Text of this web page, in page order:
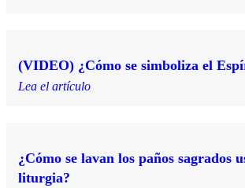
(VIDEO) ¿Cómo se simboliza el
Lea el artículo
¿Cómo se lavan los paños sagrados
liturgia?